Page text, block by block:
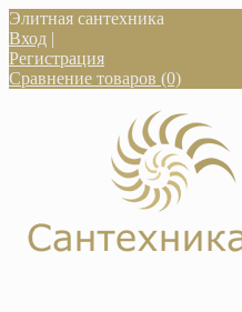
Элитная сантехника
Вход |
Регистрация
Сравнение товаров (0)